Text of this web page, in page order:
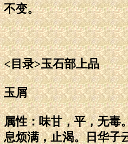
不变。
<目录>玉石部上品
玉屑
属性：味甘，平，无毒
息烦满，止渴。日华子